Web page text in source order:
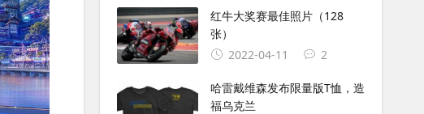
红牛大奖赛最佳照片（128
张）
2022-04-11
2
哈雷戴维森发布限量版T恤，造
福乌克兰